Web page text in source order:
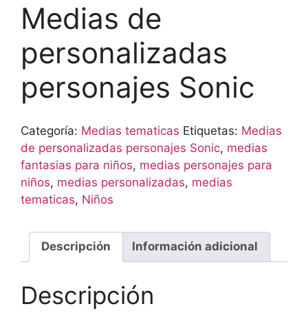
Medias de
personalizadas
personajes Sonic
Categoría: Medias tematicas Etiquetas: Medias
de personalizadas personajes Sonic, medias
fantasias para niños, medias personajes para
niños, medias personalizadas, medias
tematicas, Niños
Descripción Información adicional
Descripción